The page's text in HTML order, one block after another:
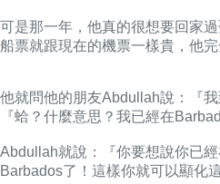
可是那一年，他真的很想要回家
船票就跟現在的機票一樣貴，他
他就問他的朋友Abdullah說：『
『蛤？什麼意思？我已經在
Abdullah就說：『你要想說你已
Barbados了！這樣你就可以顯化